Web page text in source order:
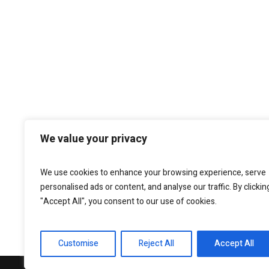
We value your privacy
We use cookies to enhance your browsing experience, serve
personalised ads or content, and analyse our traffic. By
"Accept All", you consent to our use of cookies.
Customise Reject All Accept All